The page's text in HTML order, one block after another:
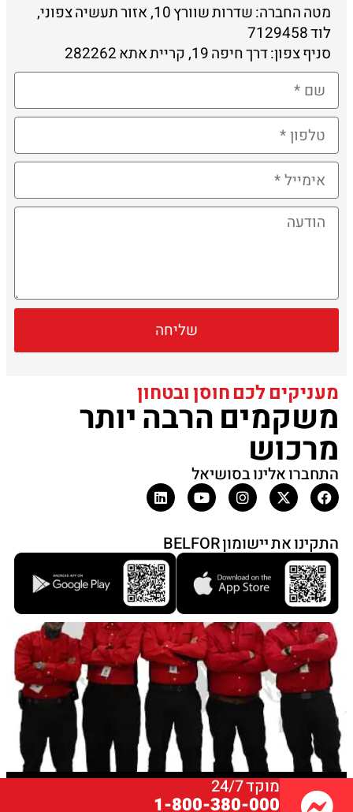
מוקד 24/7
1-800-380-000
מטה החברה: שדרות שוורץ 10, אזור תעשיה צפוני,
לוד 7129458
סניף צפון: דרך חיפה 19, קריית אתא 282262
שליחה
מעניקים לכם חוסן ובטחון
משקמים הרבה יותר
מרכוש
התחברו אלינו בסושיאל
התקינו את יישומון BELFOR
© כל הזכויות שמורות בלפור ישראל